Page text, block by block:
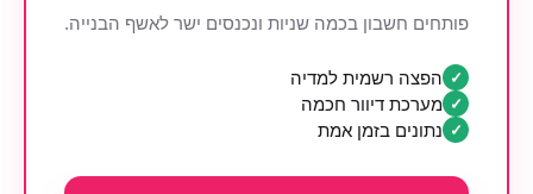
פותחים חשבון בכמה שניות ונכנסים ישר לאשף הבנייה.
✓ הפצה רשמית למדיה
✓ מערכת דיוור חכמה
✓ נתונים בזמן אמת